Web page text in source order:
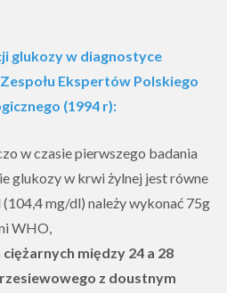
glukozy w diagnostyce
Ekspertów Polskiego
(1994 r):
w czasie pierwszego badania
glukozy w krwi żylnej jest równe
mg/dl) należy wykonać 75g
WHO,
między 24 a 28
z doustnym